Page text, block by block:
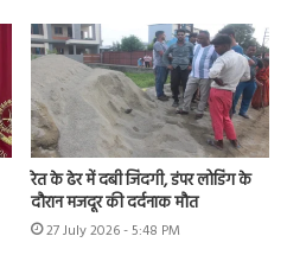
रेत के ढेर में दबी जिंदगी, डंपर लोडिंग के
दौरान मजदूर की दर्दनाक मौत
27 July 2026 - 5:48 PM